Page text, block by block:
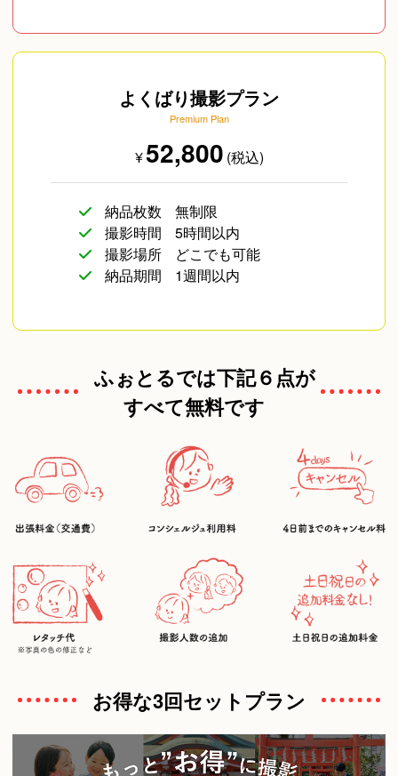
よくばり撮影プラン
Premium Plan
¥52,800 (税込)
納品枚数
無制限
撮影時間
5時間以内
撮影場所
どこでも可能
納品期間
1週間以内
ふぉとるでは下記６点が
すべて無料です
お得な3回セットプラン